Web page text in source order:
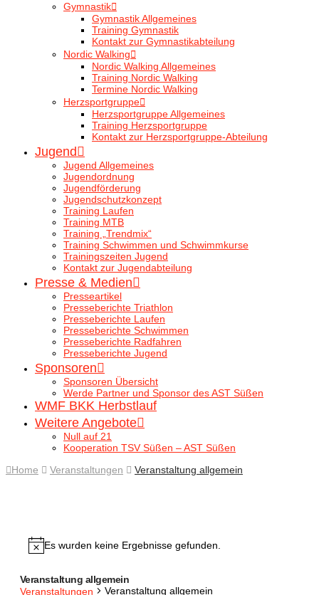
Gymnastik
Gymnastik Allgemeines
Training Gymnastik
Kontakt zur Gymnastikabteilung
Nordic Walking
Nordic Walking Allgemeines
Training Nordic Walking
Termine Nordic Walking
Herzsportgruppe
Herzsportgruppe Allgemeines
Training Herzsportgruppe
Kontakt zur Herzsportgruppe-Abteilung
Jugend
Jugend Allgemeines
Jugendordnung
Jugendförderung
Jugendschutzkonzept
Training Laufen
Training MTB
Training „Trendmix“
Training Schwimmen und Schwimmkurse
Trainingszeiten Jugend
Kontakt zur Jugendabteilung
Presse & Medien
Presseartikel
Presseberichte Triathlon
Presseberichte Laufen
Presseberichte Schwimmen
Presseberichte Radfahren
Presseberichte Jugend
Sponsoren
Sponsoren Übersicht
Werde Partner und Sponsor des AST Süßen
WMF BKK Herbstlauf
Weitere Angebote
Null auf 21
Kooperation TSV Süßen – AST Süßen
Home
Veranstaltungen Veranstaltung allgemein
Hinweis
Es wurden keine Ergebnisse gefunden.
Veranstaltung allgemein
Veranstaltungen
Veranstaltung allgemein